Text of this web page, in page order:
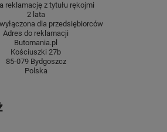
reklamację z tytułu rękojmi
2 lata
dla przedsiębiorców
Adres do reklamacji
Butomania.pl
Kościuszki 27b
85-079 Bydgoszcz
Polska